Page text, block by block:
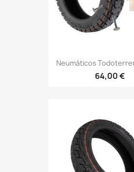
Neumáticos
64,00 €